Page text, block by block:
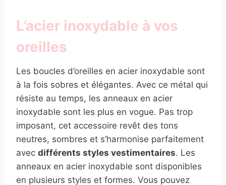
L’acier inoxydable à vos
oreilles
Les boucles d’oreilles en acier inoxydable sont
à la fois sobres et élégantes. Avec ce métal qui
résiste au temps, les anneaux en acier
inoxydable sont les plus en vogue. Pas trop
imposant, cet accessoire revêt des tons
neutres, sombres et s’harmonise parfaitement
avec différents styles vestimentaires. Les
anneaux en acier inoxydable sont disponibles
en plusieurs styles et formes. Vous pouvez